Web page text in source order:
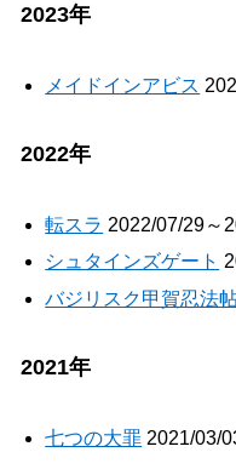
2023年
メイドインアビス
2022年
転スラ 2022/07/29～
シュタインズゲート
バジリスク甲賀忍法
2021年
七つの大罪 2021/03/